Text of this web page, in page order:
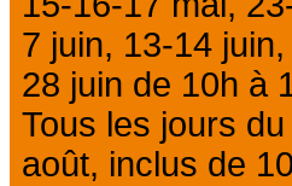
7 juin, 13-14
28 juin de 10h à
Tous les jours
août, inclus de